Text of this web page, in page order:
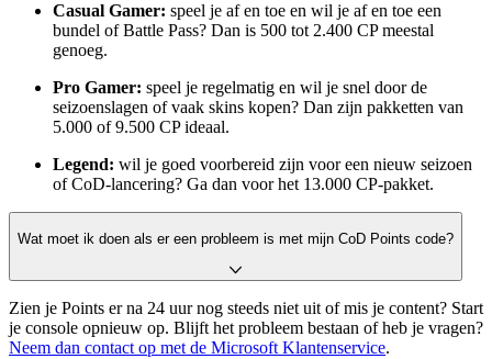
Casual Gamer: speel je af en toe en wil je af en toe een
bundel of Battle Pass? Dan is 500 tot 2.400 CP meestal
genoeg.
Pro Gamer: speel je regelmatig en wil je snel door de
seizoenslagen of vaak skins kopen? Dan zijn pakketten van
5.000 of 9.500 CP ideaal.
Legend: wil je goed voorbereid zijn voor een nieuw seizoen
of CoD-lancering? Ga dan voor het 13.000 CP-pakket.
Wat moet ik doen als er een probleem is met mijn CoD Points code?
Zien je Points er na 24 uur nog steeds niet uit of mis je content? Start
je console opnieuw op. Blijft het probleem bestaan of heb je vragen?
Neem dan contact op met de Microsoft Klantenservice.